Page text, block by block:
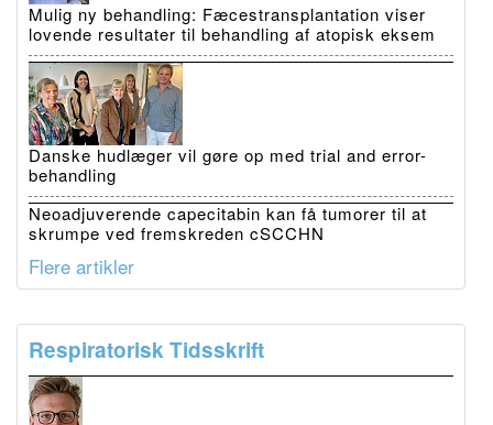
Mulig ny behandling: Fæcestransplantation viser
lovende resultater til behandling af atopisk eksem
Danske hudlæger vil gøre op med trial and error-
behandling
Neoadjuverende capecitabin kan få tumorer til at
skrumpe ved fremskreden cSCCHN
Flere artikler
Respiratorisk Tidsskrift